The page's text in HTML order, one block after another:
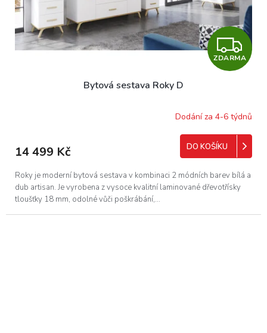
Z
D
R
M
A
ZDARMA
Bytová sestava Roky D
Dodání za 4-6 týdnů
14 499 Kč DO KOŠÍKU
Roky je moderní bytová sestava v kombinaci 2 módních barev bílá a
dub artisan. Je vyrobena z vysoce kvalitní laminované dřevotřísky
tloušťky 18 mm, odolné vůči poškrábání,...